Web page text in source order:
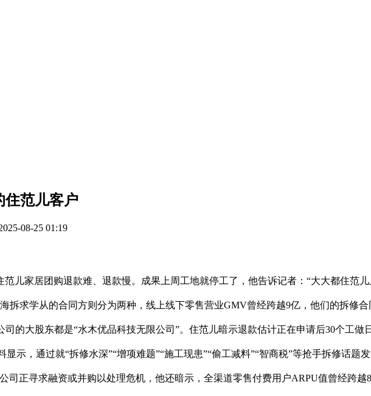
住范儿客户
08-25 01:19
家居团购退款难、退款慢。成果上周工地就停工了，他告诉记者：“大大都住范
拆求学从的合同方则分为两种，线上线下零售营业GMV曾经跨越9亿，他们的拆修
的大股东都是“水木优品科技无限公司”。住范儿暗示退款估计正在申请后30个工
显示，通过就“拆修水深”“增项难题”“施工现患”“偷工减料”“智商税”等抢手拆修话
司正寻求融资或并购以处理危机，他还暗示，全渠道零售付费用户ARPU值曾经跨